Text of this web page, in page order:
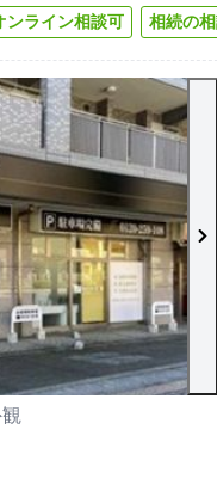
ンライン相談可 相続の